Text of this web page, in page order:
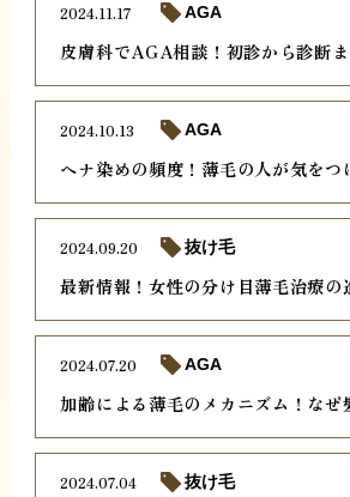
皮膚科でAGA相談！初診から診断
2024.11.17 AGA
ヘナ染めの頻度！薄毛の人が気をつ
2024.10.13 AGA
最新情報！女性の分け目薄毛治療の
2024.09.20 抜け毛
加齢による薄毛のメカニズム！なぜ
2024.07.20 AGA
2024.07.04 抜け毛